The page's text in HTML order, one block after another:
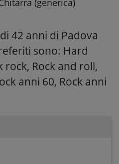
42 anni di Padova
sono: Hard
rock, Rock and roll,
anni 60, Rock anni